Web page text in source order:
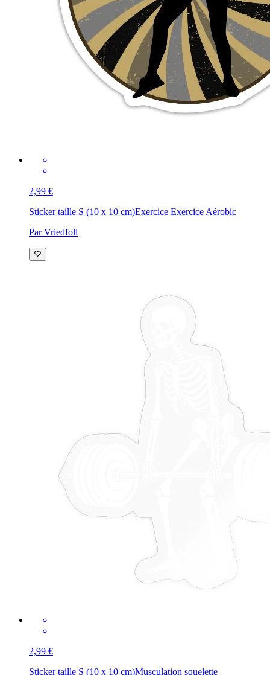
2,99 €
Sticker taille S (10 x 10 cm)Exercice Exercice Aérobic
Par Vriedfoll
2,99 €
Sticker taille S (10 x 10 cm)Musculation squelette